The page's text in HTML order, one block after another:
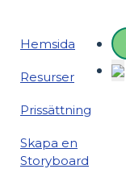
Hemsida
Resurser
Prissättning
Skapa en
Storyboard